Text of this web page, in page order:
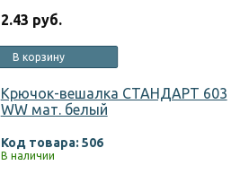
2.43 руб.
В корзину
Крючок-вешалка СТАНДАРТ 603
WW мат. белый
Код товара: 506
В наличии